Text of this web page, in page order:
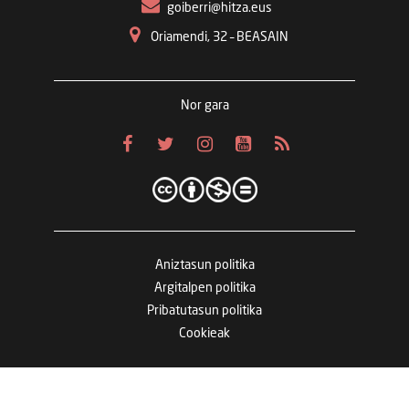
goiberri@hitza.eus
Oriamendi, 32 – BEASAIN
Nor gara
Aniztasun politika
Argitalpen politika
Pribatutasun politika
Cookieak